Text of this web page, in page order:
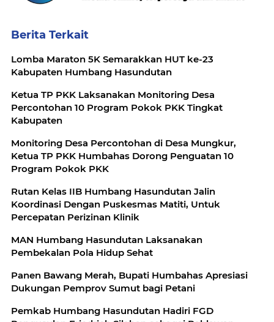
Berita Terkait
Lomba Maraton 5K Semarakkan HUT ke-23
Kabupaten Humbang Hasundutan
Ketua TP PKK Laksanakan Monitoring Desa
Percontohan 10 Program Pokok PKK Tingkat
Kabupaten
Monitoring Desa Percontohan di Desa Mungkur,
Ketua TP PKK Humbahas Dorong Penguatan 10
Program Pokok PKK
Rutan Kelas IIB Humbang Hasundutan Jalin
Koordinasi Dengan Puskesmas Matiti, Untuk
Percepatan Perizinan Klinik
MAN Humbang Hasundutan Laksanakan
Pembekalan Pola Hidup Sehat
Panen Bawang Merah, Bupati Humbahas Apresiasi
Dukungan Pemprov Sumut bagi Petani
Pemkab Humbang Hasundutan Hadiri FGD